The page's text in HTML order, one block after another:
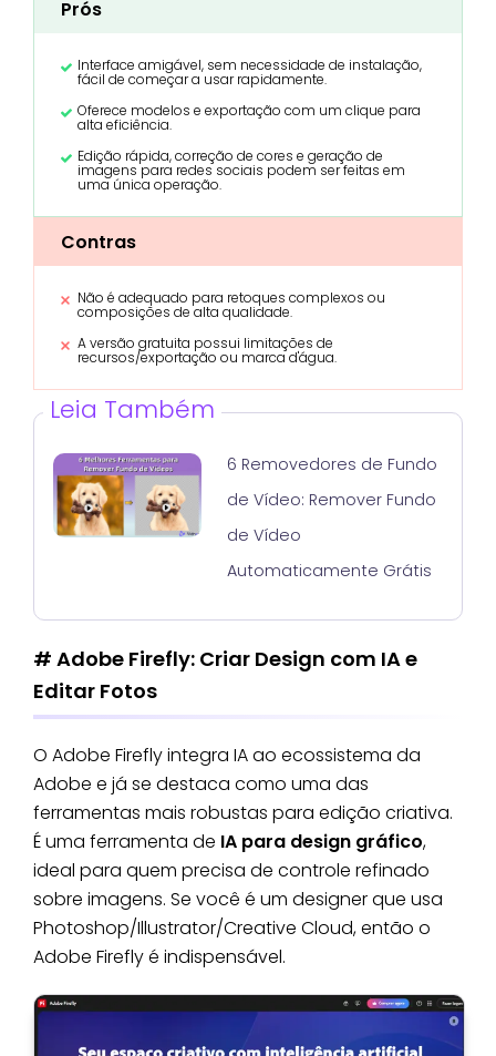
Prós
Interface amigável, sem necessidade de instalação,
fácil de começar a usar rapidamente.
Oferece modelos e exportação com um clique para
alta eficiência.
Edição rápida, correção de cores e geração de
imagens para redes sociais podem ser feitas em
uma única operação.
Contras
Não é adequado para retoques complexos ou
composições de alta qualidade.
A versão gratuita possui limitações de
recursos/exportação ou marca d'água.
Leia Também
6 Removedores de Fundo
de Vídeo: Remover Fundo
de Vídeo
Automaticamente Grátis
# Adobe Firefly: Criar Design com IA e
Editar Fotos
O Adobe Firefly integra IA ao ecossistema da
Adobe e já se destaca como uma das
ferramentas mais robustas para edição criativa.
É uma ferramenta de IA para design gráfico,
ideal para quem precisa de controle refinado
sobre imagens. Se você é um designer que usa
Photoshop/Illustrator/Creative Cloud, então o
Adobe Firefly é indispensável.